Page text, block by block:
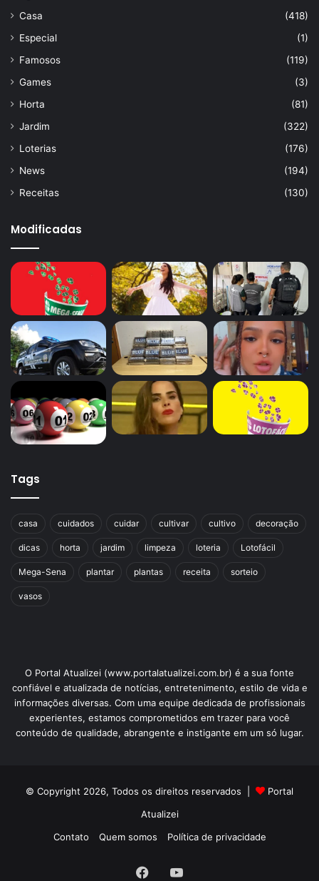
Casa
(418)
Especial
(1)
Famosos
(119)
Games
(3)
Horta
(81)
Jardim
(322)
Loterias
(176)
News
(194)
Receitas
(130)
Modificadas
Tags
casa cuidados cuidar cultivar cultivo decoração
dicas horta jardim limpeza loteria Lotofácil
Mega-Sena plantar plantas receita sorteio
vasos
O Portal Atualizei (www.portalatualizei.com.br) é a sua fonte
confiável e atualizada de notícias, entretenimento, estilo de vida e
informações diversas. Com uma equipe dedicada de profissionais
experientes, estamos comprometidos em trazer para você
conteúdo de qualidade, abrangente e instigante em um só lugar.
© Copyright 2026, Todos os direitos reservados |
Portal
Atualizei
Contato
Quem somos Política de privacidade
FacebookYouTube